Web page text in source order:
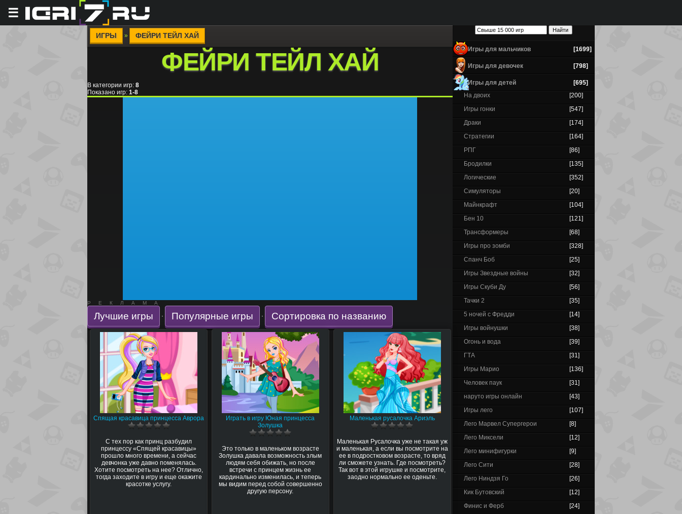
☰
ИГРЫ » ФЕЙРИ ТЕЙЛ ХАЙ
ФЕЙРИ ТЕЙЛ ХАЙ
В категории игр: 8
Показано игр: 1-8
РЕКЛАМА
Лучшие игры · Популярные игры · Сортировка по названию
Спящая красавица принцесса Аврора
С тех пор как принц разбудил
принцессу «Спящей красавицы»
прошло много времени, а сейчас
девчонка уже давно поменялась.
Хотите посмотреть на нее? Отлично,
тогда заходите в игру и еще окажите
красотке услугу.
Играть в игру Юная принцесса
Золушка
Это только в маленьком возрасте
Золушка давала возможность злым
людям себя обижать, но после
встречи с принцем жизнь ее
кардинально изменилась, и теперь
мы видим перед собой совершенно
другую персону.
Маленькая русалочка Ариэль
Маленькая Русалочка уже не такая уж
и маленькая, а если вы посмотрите на
ее в подростковом возрасте, то вряд
ли сможете узнать. Где посмотреть?
Так вот в этой игрушке и посмотрите,
заодно нормально ее оденьте.
Игры для мальчиков [1699]
Игры для девочек [798]
Игры для детей
[695]
На двоих
[200]
Игры гонки
[547]
Драки
[174]
Стратегии
[164]
РПГ
[86]
Бродилки
[135]
Логические
[352]
Симуляторы
[20]
Майнкрафт
[104]
Бен 10
[121]
Трансформеры
[68]
Игры про зомби
[328]
Спанч Боб
[25]
Игры Звездные войны
[32]
Игры Скуби Ду
[56]
Тачки 2
[35]
5 ночей с Фредди
[14]
Игры войнушки
[38]
Огонь и вода
[39]
ГТА
[31]
Игры Марио
[136]
Человек паук
[31]
наруто игры онлайн
[43]
Игры лего
[107]
Лего Марвел Супергерои
[8]
Лего Миксели
[12]
Лего минифигурки
[9]
Лего Сити
[28]
Лего Ниндзя Го
[26]
Кик Бутовский
[12]
Финис и Ферб
[24]